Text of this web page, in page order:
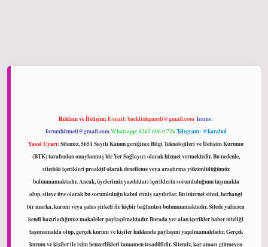
Reklam ve İletişim:E-mail:backlinkpaneli@gmail.comTeams:
forumhizmeti@gmail.comWhatsapp: 0262 606 0 726Telegram: @karabul
Yasal Uyarı:Sitemiz, 5651 Sayılı Kanun gereğince Bilgi Teknolojileri ve İletişim Kurumu
(BTK) tarafından onaylanmış bir Yer Sağlayıcı olarak hizmet vermektedir. Bu nedenle,
sitedeki içerikleri proaktif olarak denetleme veya araştırma yükümlülüğümüz
bulunmamaktadır. Ancak, üyelerimiz yazdıkları içeriklerin sorumluluğunu taşımakta
olup, siteye üye olarak bu sorumluluğu kabul etmiş sayılırlar. Bu internet sitesi, herhangi
bir marka, kurum veya şahıs şirketi ile hiçbir bağlantısı bulunmamaktadır. Sitede yalnızca
kendi hazırladığımız makaleler paylaşılmaktadır. Burada yer alan içerikler haber niteliği
taşımamakta olup, gerçek kurum ve kişiler hakkında paylaşım yapılmamaktadır. Gerçek
kurum ve kişiler ile isim benzerlikleri tamamen tesadüfidir. Sitemiz, kar amacı gütmeyen